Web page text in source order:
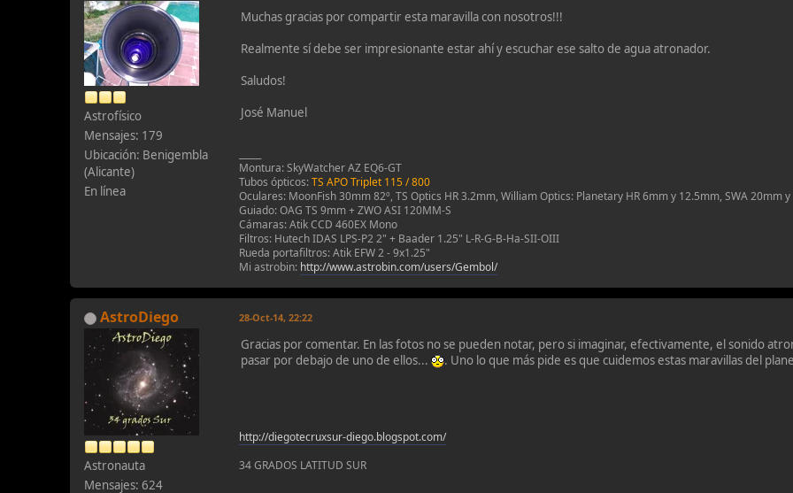
Astrofísico
Mensajes: 179
Ubicación: Benigembla
(Alicante)
En línea
Muchas gracias por compartir esta maravilla con nosotros!!!
Realmente sí debe ser impresionante estar ahí y escuchar ese salto de agua atronador.
Saludos!
José Manuel
Montura: SkyWatcher AZ EQ6-GT
Tubos ópticos:TS APO Triplet 115 / 800
Oculares: MoonFish 30mm 82º, TS Optics HR 3.2mm, William Optics: Planetary HR 6mm y 12.5mm, SWA 20mm
Guiado: OAG TS 9mm + ZWO ASI 120MM-S
Cámaras: Atik CCD 460EX Mono
Filtros: Hutech IDAS LPS-P2 2" + Baader 1.25" L-R-G-B-Ha-SII-OIII
Rueda portafiltros: Atik EFW 2 - 9x1.25"
Mi astrobin: http://www.astrobin.com/users/Gembol/
AstroDiego
Astronauta
Mensajes: 624
28-Oct-14, 22:22
Gracias por comentar. En las fotos no se pueden notar, pero si imaginar, efectivamente, el sonido
pasar por debajo de uno de ellos...
. Uno lo que más pide es que cuidemos estas maravillas del
http://diegotecruxsur-diego.blogspot.com/
34 GRADOS LATITUD SUR